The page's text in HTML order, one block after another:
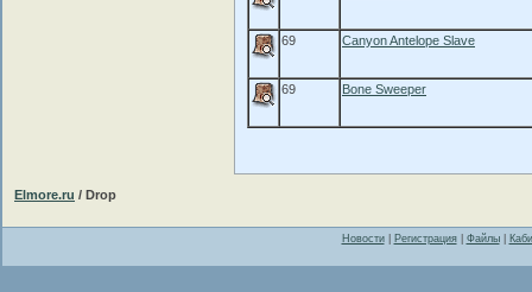
69 Canyon Antelope Slave
69 Bone Sweeper
Elmore.ru / Drop
Новости| Регистрация| Файлы|